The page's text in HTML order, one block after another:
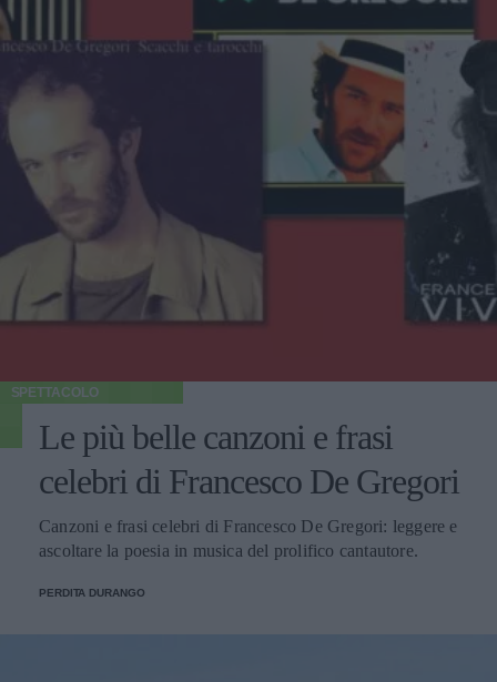
SPETTACOLO
Le più belle canzoni e frasi
celebri di Francesco De Gregori
Canzoni e frasi celebri di Francesco De Gregori: leggere e
ascoltare la poesia in musica del prolifico cantautore.
PERDITA DURANGO